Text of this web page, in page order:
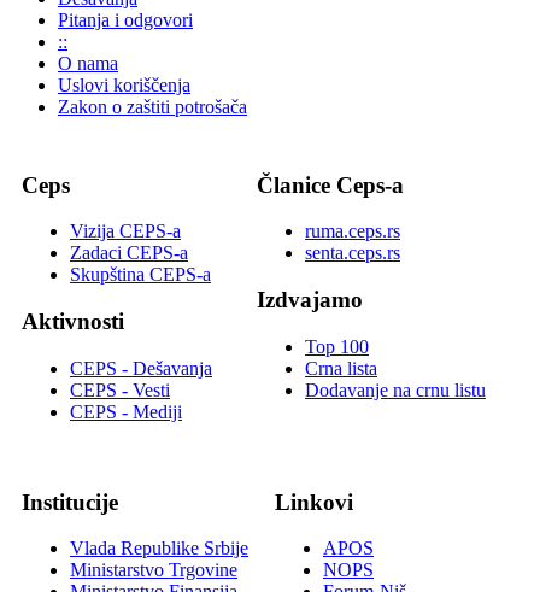
Pitanja i odgovori
::
O nama
Uslovi koriščenja
Zakon o zaštiti potrošača
Ceps
Vizija CEPS-a
Zadaci CEPS-a
Skupština CEPS-a
Aktivnosti
CEPS - Dešavanja
CEPS - Vesti
CEPS - Mediji
Članice Ceps-a
ruma.ceps.rs
senta.ceps.rs
Izdvajamo
Top 100
Crna lista
Dodavanje na crnu listu
Institucije
Vlada Republike Srbije
Ministarstvo Trgovine
Linkovi
APOS
NOPS